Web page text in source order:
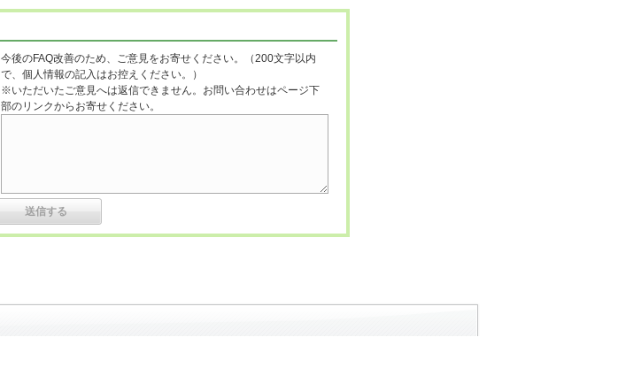
今後のFAQ改善のため、ご意見をお寄せください。（200文字以内
で、個人情報の記入はお控えください。）
※いただいたご意見へは返信できません。お問い合わせはページ下
部のリンクからお寄せください。